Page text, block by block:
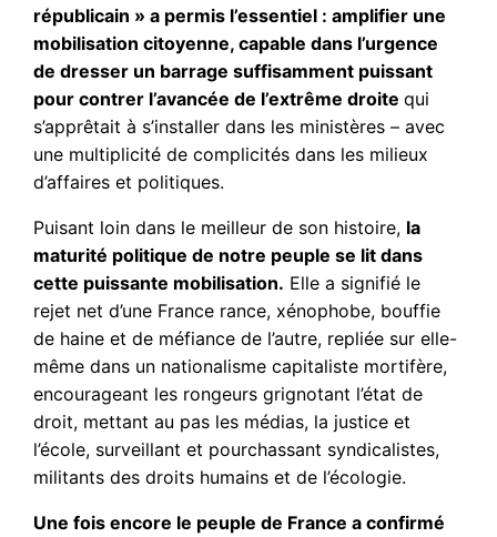
républicain » a permis l’essentiel : amplifier une
mobilisation citoyenne, capable dans l’urgence
de dresser un barrage suffisamment puissant
pour contrer l’avancée de l’extrême droitequi
s’apprêtait à s’installer dans les ministères – avec
une multiplicité de complicités dans les milieux
d’affaires et politiques.
Puisant loin dans le meilleur de son histoire, la
maturité politique de notre peuple se lit dans
cette puissante mobilisation. Elle a signifié le
rejet net d’une France rance, xénophobe, bouffie
de haine et de méfiance de l’autre, repliée sur elle-
même dans un nationalisme capitaliste mortifère,
encourageant les rongeurs grignotant l’état de
droit, mettant au pas les médias, la justice et
l’école, surveillant et pourchassant syndicalistes,
militants des droits humains et de l’écologie.
Une fois encore le peuple de France a confirmé